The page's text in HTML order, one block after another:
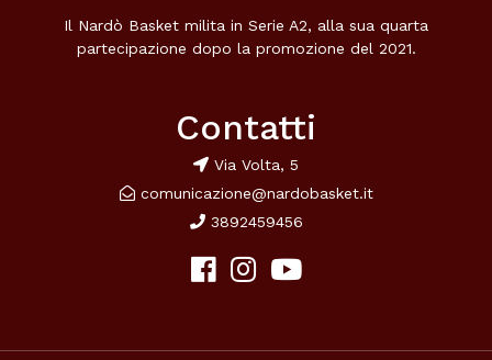
Il Nardò Basket milita in Serie A2, alla sua quarta
partecipazione dopo la promozione del 2021.
Contatti
Via Volta, 5
comunicazione@nardobasket.it
3892459456